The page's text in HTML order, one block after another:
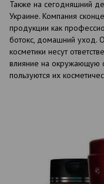
Также на сегодняшний
Украине. Компания
продукции как
ботокс, домашний уход.
косметики несут
влияние на окружающую
пользуются их